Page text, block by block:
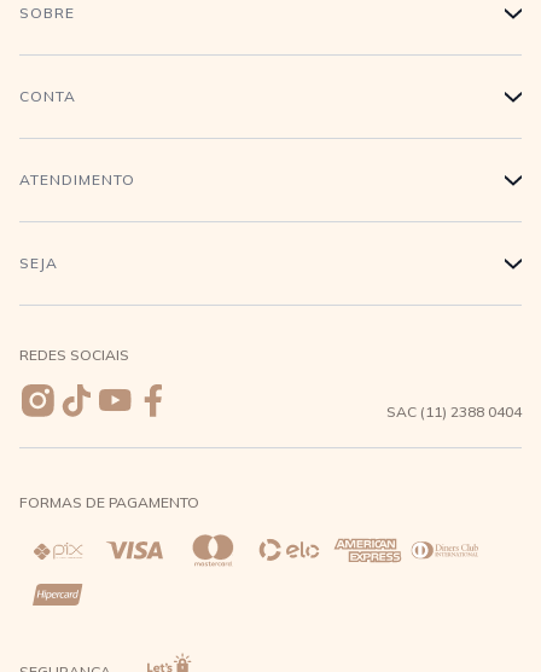
SOBRE +
História
Conecte-se
CONTA +
Login
Meus pedidos
Wishlist
ATENDIMENTO +
Compra Segura
Entrega e Frete
Trocas e Devoluções
Direito de Arrependimento
Política de Privacidade
SEJA +
REDES SOCIAIS
SAC (11) 2388 0404
FORMAS DE PAGAMENTO